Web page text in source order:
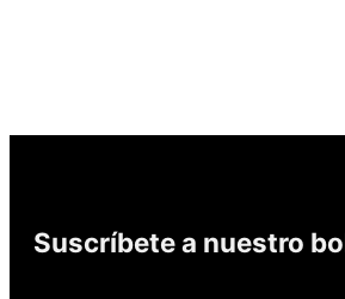
Suscríbete a nuestro